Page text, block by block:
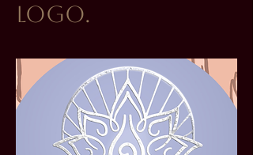
Logo.